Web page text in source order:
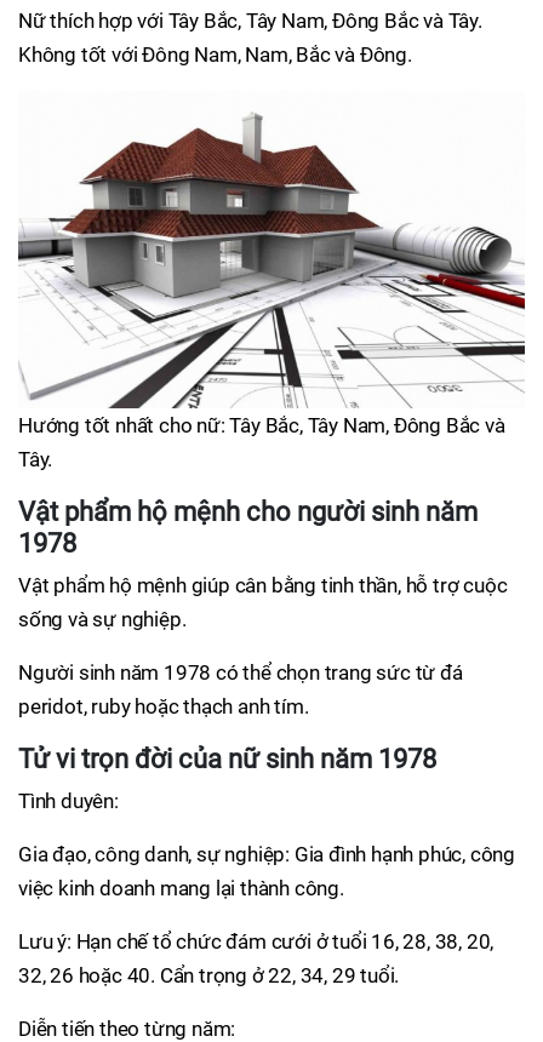
Nữ thích hợp với Tây Bắc, Tây Nam, Đông Bắc và Tây.
Không tốt với Đông Nam, Nam, Bắc và Đông.
Hướng tốt nhất cho nữ: Tây Bắc, Tây Nam, Đông Bắc và
Tây.
Vật phẩm hộ mệnh cho người sinh năm
1978
Vật phẩm hộ mệnh giúp cân bằng tinh thần, hỗ trợ cuộc
sống và sự nghiệp.
Người sinh năm 1978 có thể chọn trang sức từ đá
peridot, ruby hoặc thạch anh tím.
Tử vi trọn đời của nữ sinh năm 1978
Tình duyên:
Gia đạo, công danh, sự nghiệp: Gia đình hạnh phúc, công
việc kinh doanh mang lại thành công.
Lưu ý: Hạn chế tổ chức đám cưới ở tuổi 16, 28, 38, 20,
32, 26 hoặc 40. Cẩn trọng ở 22, 34, 29 tuổi.
Diễn tiến theo từng năm: